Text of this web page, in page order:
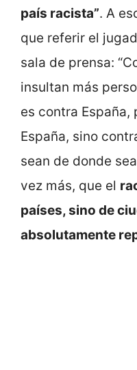
país racista”. A
que referir el
sala de prensa:
insultan más
es contra España,
España, sino
sean de donde
vez más, que el
países, sino de
absolutamente